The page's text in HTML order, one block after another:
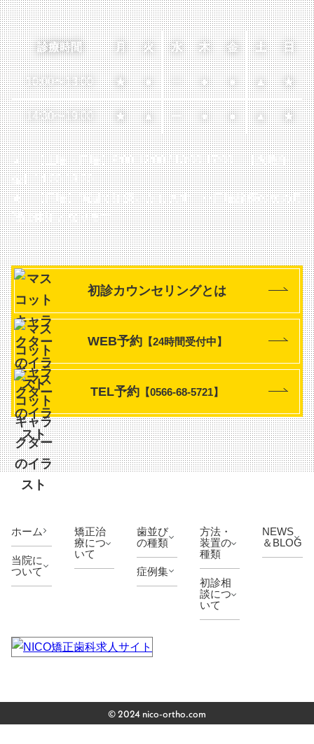
診療時間 月 火 水 木 金 土 日
10:00〜13:00 ★ ● ー ● ● ▲ ★
14:30〜19:00 ★ ▲ ー ● ● ▲ ★
▲…【土曜・日曜】9:00-12:00 / 13:00-17:00【火曜午
後】14:00-18:30
★…【日曜】隔週で診療いたします※日曜診療の次の月
曜は休診となります
初診カウンセリングとは
WEB予約【24時間受付中】
TEL予約 【0566-68-5721】
ホーム
当院に
ついて
矯正治
療につ
いて
歯並び
の種類
症例集
方法・
装置の
種類
初診相
談につ
いて
NEWS
＆BLOG
© 2024 nico-ortho.com